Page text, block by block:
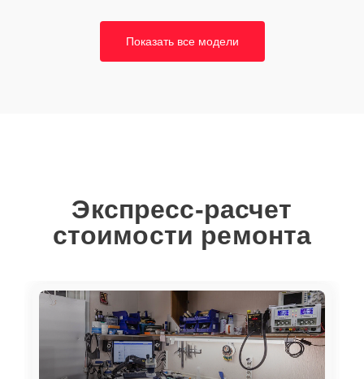
Показать все модели
Экспресс-расчет
стоимости ремонта